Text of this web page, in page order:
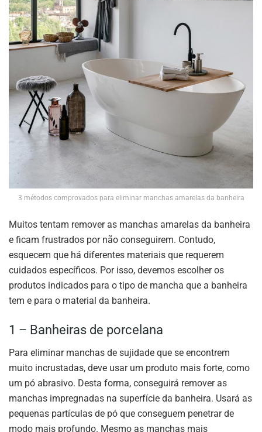
3 métodos comprovados para eliminar manchas amarelas da banheira
Muitos tentam remover as manchas amarelas da banheira
e ficam frustrados por não conseguirem. Contudo,
esquecem que há diferentes materiais que requerem
cuidados específicos. Por isso, devemos escolher os
produtos indicados para o tipo de mancha que a banheira
tem e para o material da banheira.
1 – Banheiras de porcelana
Para eliminar manchas de sujidade que se encontrem
muito incrustadas, deve usar um produto mais forte, como
um pó abrasivo. Desta forma, conseguirá remover as
manchas impregnadas na superfície da banheira. Usará as
pequenas partículas de pó que conseguem penetrar de
modo mais profundo. Mesmo as manchas mais